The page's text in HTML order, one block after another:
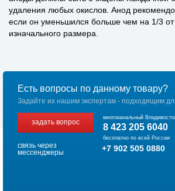
удаления любых окислов. Анод
если он уменьшился больше чем на 1/3 от
изначального размера.
Есть вопросы по данному товару?
Задайте их нашим экспертам - подходящим
задать вопрос
многоканальный
8 423 205 6040
бесплатно по всей России
связь через
мессенджеры
+7 902 505 0880